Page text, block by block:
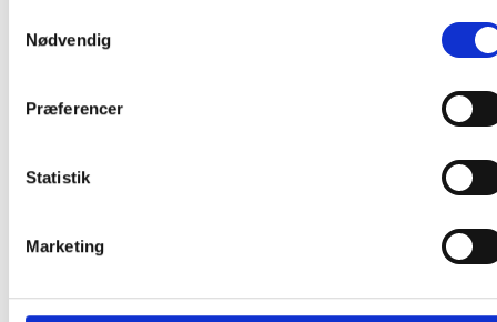
Nødvendig
Præferencer
Statistik
Marketing